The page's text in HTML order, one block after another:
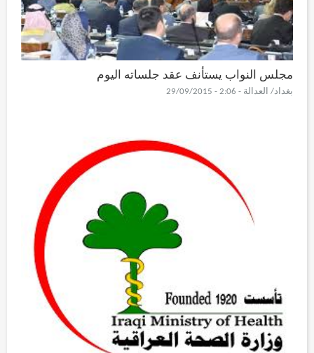
مجلس النواب يستأنف عقد جلساته اليوم
بغداد/ العدالة - 2:06 - 29/09/2015